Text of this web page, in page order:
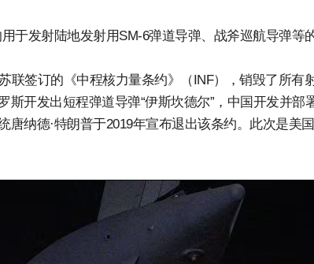
于发射陆地发射用SM-6弹道导弹、战斧巡航导弹等
联签订的《中程核力量条约》（INF），销毁了所有
斯开发出短程弹道导弹“伊斯坎德尔”，中国开发并部
唐纳德·特朗普于2019年宣布退出该条约。此次是美